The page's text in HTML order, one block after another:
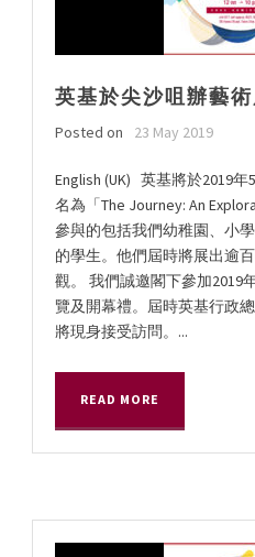
英基於尖沙咀辦藝
Posted on 23 May 2019
English (UK) 英基將於2019
名為「The Journey: An
參與的包括我們幼稚園、小
的學生。他們屆時將展出逾
觀。 我們誠邀閣下參加2019
覽及開幕禮。屆時英基行政
將現身接受訪問。...
READ MORE